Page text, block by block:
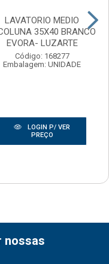
LAVATORIO MEDIO
35X40 BRANCO
EVORA- LUZARTE
Código: 168277
Embalagem: UNIDADE
LOGIN P/ VER
PREÇO
nossas